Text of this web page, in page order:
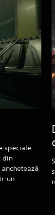
speciale
din
un